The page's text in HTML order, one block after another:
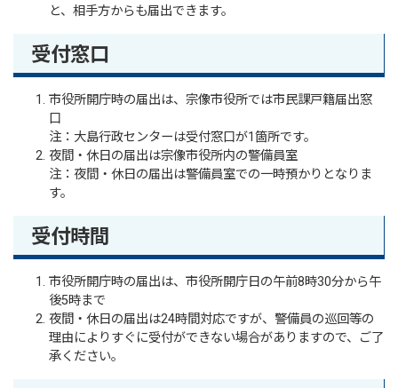
と、相手方からも届出できます。
受付窓口
市役所開庁時の届出は、宗像市役所では市民課戸籍届出窓
口
注：大島行政センターは受付窓口が1箇所です。
夜間・休日の届出は宗像市役所内の警備員室
注：夜間・休日の届出は警備員室での一時預かりとなりま
す。
受付時間
市役所開庁時の届出は、市役所開庁日の午前8時30分から午
後5時まで
夜間・休日の届出は24時間対応ですが、警備員の巡回等の
理由によりすぐに受付ができない場合がありますので、ご了
承ください。